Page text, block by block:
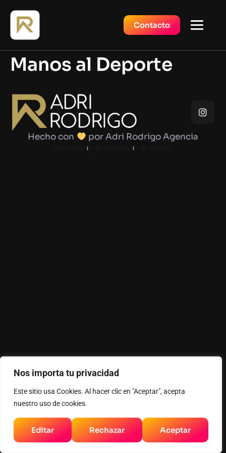
Nos importa tu privacidad
Este sitio usa Cookies. Al hacer clic en "Aceptar", acepta
nuestro uso de cookies.
Editar Rechazar Aceptar
Contacto
Manos al Deporte
Hecho con por Adri Rodrigo Agencia